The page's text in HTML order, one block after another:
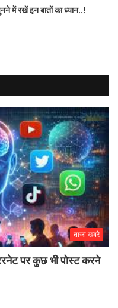
में रखें इन बातों का ध्यान..!
ताजा खबरे
पर कुछ भी पोस्ट करने